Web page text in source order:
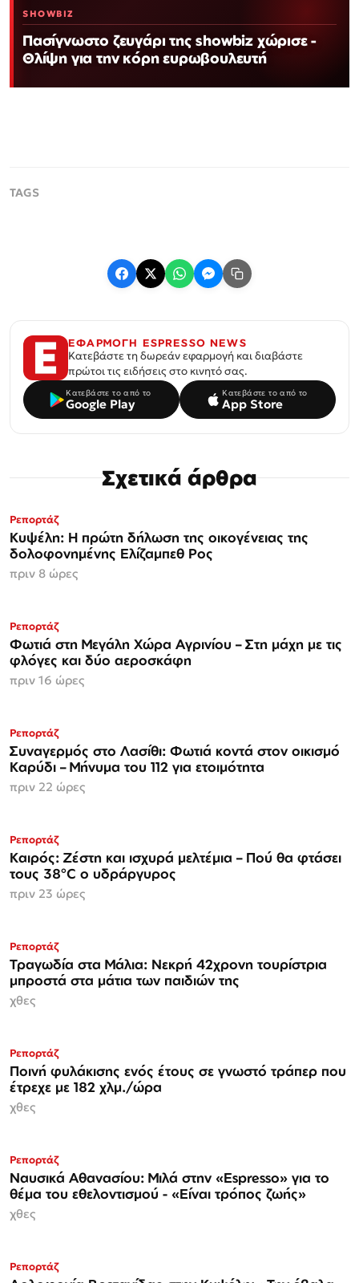
SHOWBIZ
Πασίγνωστο ζευγάρι της showbiz χώρισε -
Θλίψη για την κόρη ευρωβουλευτή
ΕΦΑΡΜΟΓΗ ESPRESSO NEWS
Κατεβάστε τη δωρεάν εφαρμογή και διαβάστε
πρώτοι τις ειδήσεις στο κινητό σας.
Κατεβάστε το από το
Google Play
Κατεβάστε το από το
App Store
Σχετικά άρθρα
Ρεπορτάζ
Κυψέλη: Η πρώτη δήλωση της οικογένειας της
δολοφονημένης Ελίζαμπεθ Ρος
πριν 8 ώρες
Ρεπορτάζ
Φωτιά στη Μεγάλη Χώρα Αγρινίου – Στη μάχη με τις
φλόγες και δύο αεροσκάφη
πριν 16 ώρες
Ρεπορτάζ
Συναγερμός στο Λασίθι: Φωτιά κοντά στον οικισμό
Καρύδι – Μήνυμα του 112 για ετοιμότητα
πριν 22 ώρες
Ρεπορτάζ
Καιρός: Ζέστη και ισχυρά μελτέμια – Πού θα φτάσει
τους 38°C ο υδράργυρος
πριν 23 ώρες
Ρεπορτάζ
Τραγωδία στα Μάλια: Νεκρή 42χρονη τουρίστρια
μπροστά στα μάτια των παιδιών της
χθες
Ρεπορτάζ
Ποινή φυλάκισης ενός έτους σε γνωστό τράπερ που
έτρεχε με 182 χλμ./ώρα
χθες
Ρεπορτάζ
Ναυσικά Αθανασίου: Μιλά στην «Espresso» για το
θέμα του εθελοντισμού - «Είναι τρόπος ζωής»
χθες
Ρεπορτάζ